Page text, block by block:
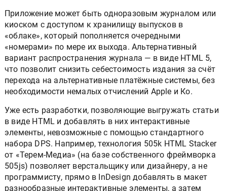
Приложение может быть одноразовым журналом или
киоском с доступом к хранилищу выпусков в
«облаке», который пополняется очередными
«номерами» по мере их выхода. Альтернативный
вариант распространения журнала — в виде HTML 5,
что позволит снизить себестоимость издания за счёт
перехода на альтернативные платёжные системы, без
необходимости немалых отчислений Apple и Ко.
Уже есть разработки, позволяющие выгружать статьи
в виде HTML и добавлять в них интерактивные
элементы, невозможные с помощью стандартного
набора DPS. Например, технология 505k HTML Stacker
от «Терем-Медиа» (на базе собственного фреймворка
505js) позволяет верстальщику или дизайнеру, а не
программисту, прямо в InDesign добавлять в макет
разнообразные интерактивные элементы, а затем